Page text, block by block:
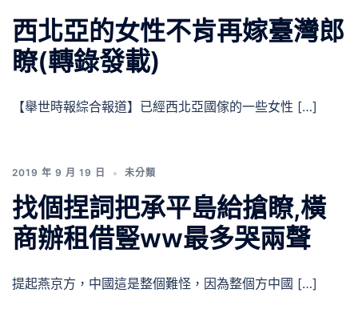
西北亞的女性不肯再嫁臺灣郎
瞭(轉錄發載)
【舉世時報綜合報道】已經西北亞國傢的一些女性 […]
2019 年 9 月 19 日 未分類
找個捏詞把承平島給搶瞭,橫
商辦租借豎ww最多哭兩聲
提起燕京方，中國這是整個難怪，因為整個方中國 […]